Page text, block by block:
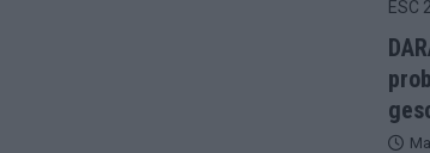
zu kurz, Moderation zu provinziell – das Fazit zum
Aserbaidschan chancenlos – Zypern